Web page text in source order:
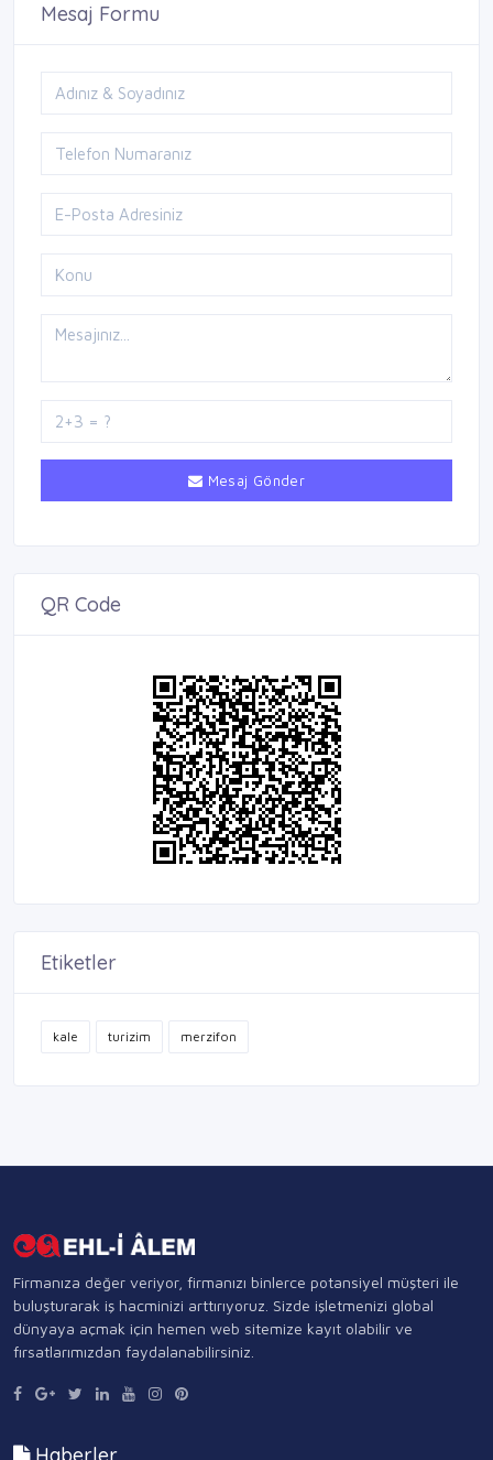
Mesaj Formu
Mesaj Gönder
QR Code
Etiketler
kale turizim merzifon
Firmanıza değer veriyor, firmanızı binlerce potansiyel müşteri ile
buluşturarak iş hacminizi arttırıyoruz. Sizde işletmenizi global
dünyaya açmak için hemen web sitemize kayıt olabilir ve
fırsatlarımızdan faydalanabilirsiniz.